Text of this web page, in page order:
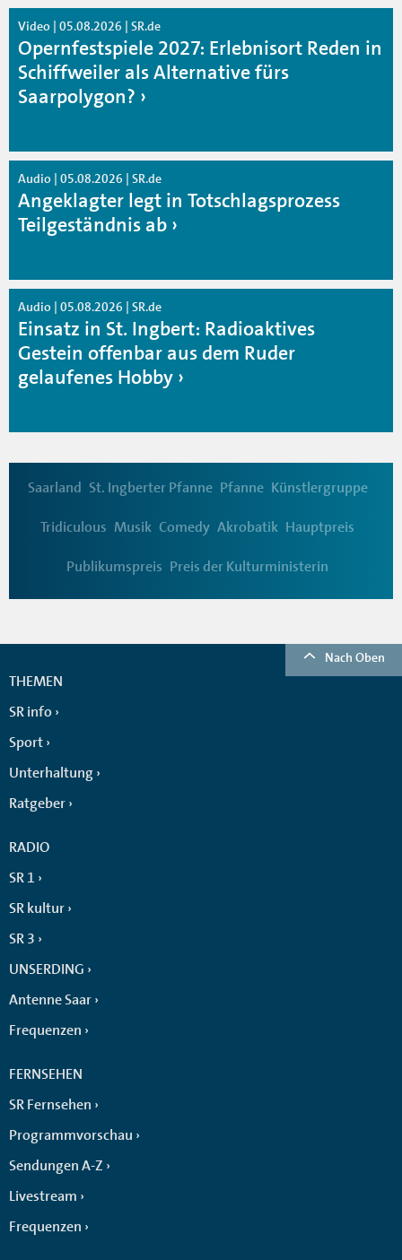
Video | 05.08.2026 | SR.de
Opernfestspiele 2027: Erlebnisort Reden in
Schiffweiler als Alternative fürs
Saarpolygon?
Audio | 05.08.2026 | SR.de
Angeklagter legt in Totschlagsprozess
Teilgeständnis ab
Audio | 05.08.2026 | SR.de
Einsatz in St. Ingbert: Radioaktives
Gestein offenbar aus dem Ruder
gelaufenes Hobby
Saarland St. Ingberter Pfanne Pfanne Künstlergruppe
Tridiculous Musik Comedy Akrobatik Hauptpreis
Publikumspreis Preis der Kulturministerin
Nach Oben
THEMEN
SR info
Sport
Unterhaltung
Ratgeber
RADIO
SR 1
SR kultur
SR 3
UNSERDING
Antenne Saar
Frequenzen
FERNSEHEN
SR Fernsehen
Programmvorschau
Sendungen A-Z
Livestream
Frequenzen